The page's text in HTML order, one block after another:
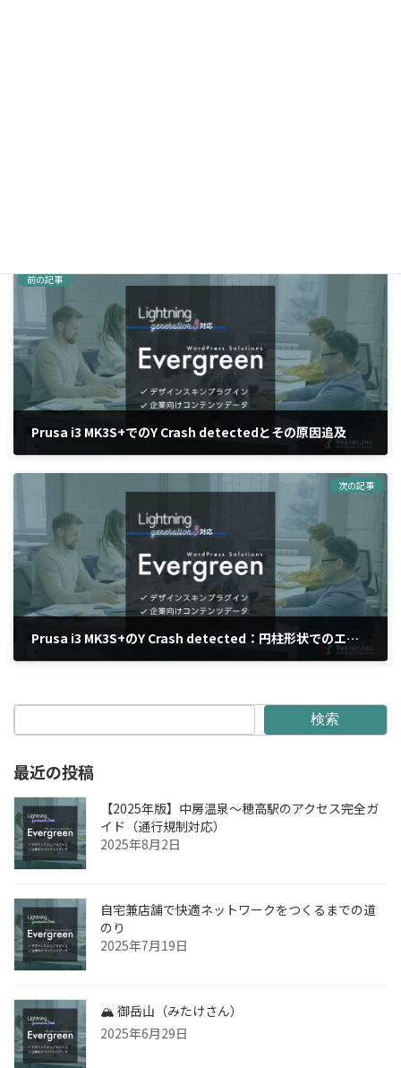
前の記事
Prusa i3 MK3S+でのY Crash detectedとその原因追及
次の記事
Prusa i3 MK3S+のY Crash detected：円柱形状でのエラー頻発
検索
最近の投稿
【2025年版】中房温泉〜穂高駅のアクセス完全ガ
イド（通行規制対応）
2025年8月2日
自宅兼店舗で快適ネットワークをつくるまでの道
のり
2025年7月19日
🏔 御岳山（みたけさん）
2025年6月29日